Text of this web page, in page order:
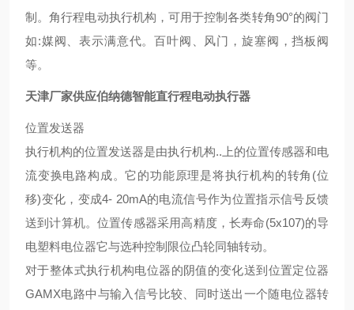
制。角行程电动执行机构，可用于控制各类转角90°的阀门
如:媒阀、表示满意代。百叶阀、风门，旋塞阀，挡板阀
等。
天津厂家供应伯纳德智能直行程电动执行器
位置发送器
执行机构的位置发送器是由执行机构..上的位置传感器和电
流变换电路构成。它的功能原理是将执行机构的转角(位
移)变化，变成4- 20mA的电流信号作为位置指示信号反馈
送到计算机。位置传感器采用高精度，长寿命(5x107)的导
电塑料电位器它与选种控制限位凸轮同轴转动。
对于整体式执行机构电位器的阴值的变化送到位置定位器
GAMX电路中与输入信号比较、同时送出一个随电位器转